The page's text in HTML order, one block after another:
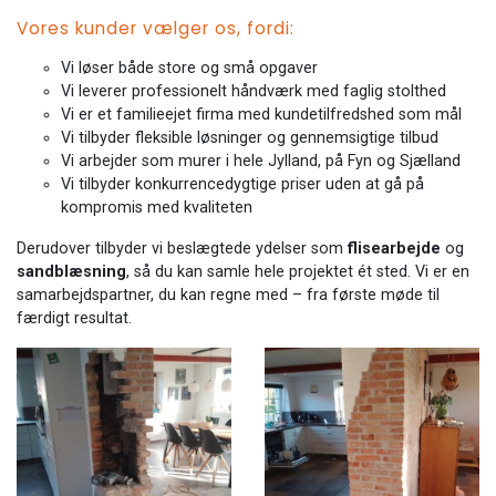
Vores kunder vælger os, fordi:
Vi løser både store og små opgaver
Vi leverer professionelt håndværk med faglig stolthed
Vi er et familieejet firma med kundetilfredshed som mål
Vi tilbyder fleksible løsninger og gennemsigtige tilbud
Vi arbejder som murer i hele Jylland, på Fyn og Sjælland
Vi tilbyder konkurrencedygtige priser uden at gå på
kompromis med kvaliteten
Derudover tilbyder vi beslægtede ydelser somflisearbejde og
sandblæsning, så du kan samle hele projektet ét sted. Vi er en
samarbejdspartner, du kan regne med – fra første møde til
færdigt resultat.